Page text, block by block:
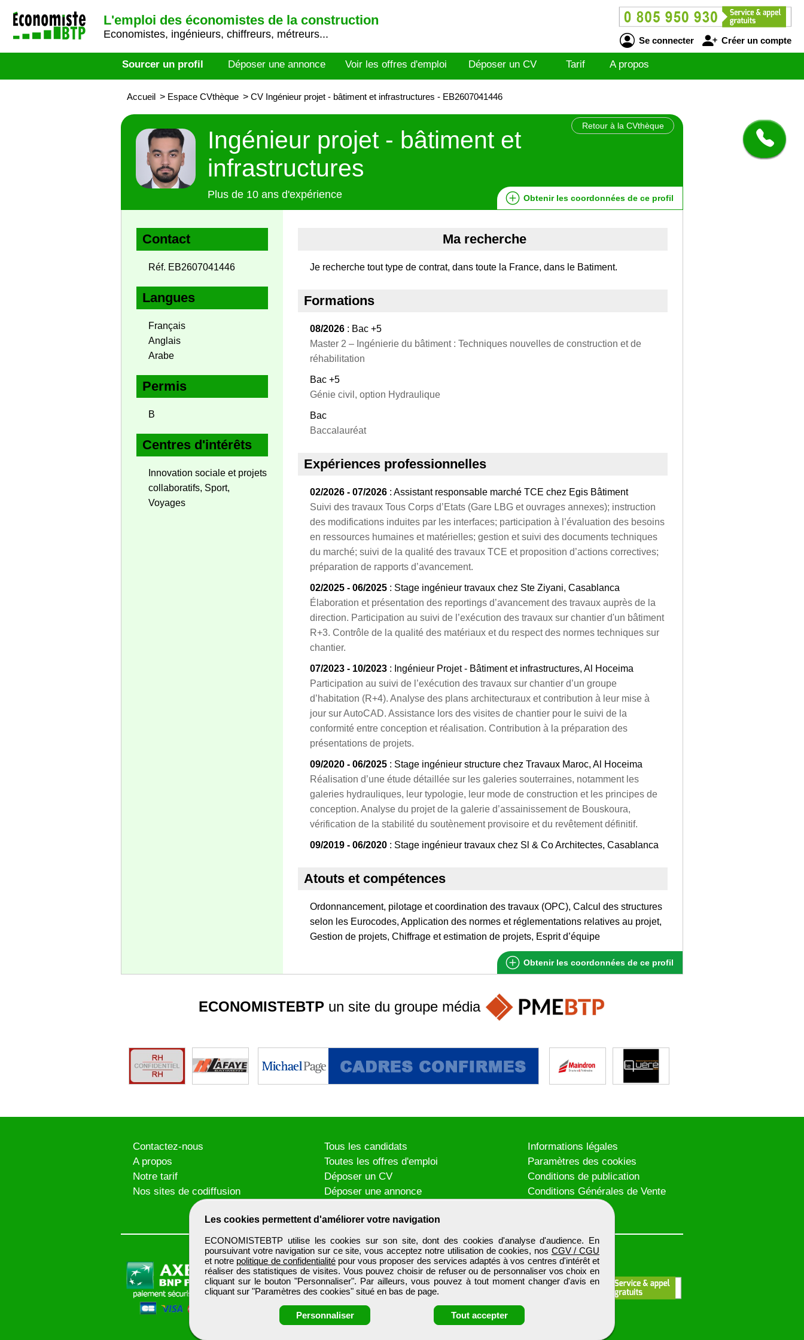
L'emploi des économistes de la construction
Economistes, ingénieurs, chiffreurs, métreurs...
Se connecter Créer un compte
Sourcer un profil Déposer une annonce Voir les offres d'emploi Déposer un CV Tarif A propos
Accueil > Espace CVthèque > CV Ingénieur projet - bâtiment et infrastructures - EB2607041446
Retour à la CVthèque
Ingénieur projet - bâtiment et
infrastructures
Plus de 10 ans d'expérience Obtenir les coordonnées de ce profil
Contact
Réf. EB2607041446
Langues
Français
Anglais
Arabe
Permis
B
Centres d'intérêts
Innovation sociale et projets
collaboratifs, Sport,
Voyages
Ma recherche
Je recherche tout type de contrat, dans toute la France, dans le Batiment.
Formations
08/2026 : Bac +5
Master 2 – Ingénierie du bâtiment : Techniques nouvelles de construction et de
réhabilitation
Bac +5
Génie civil, option Hydraulique
Bac
Baccalauréat
Expériences professionnelles
02/2026 - 07/2026 : Assistant responsable marché TCE chez Egis Bâtiment
Suivi des travaux Tous Corps d’Etats (Gare LBG et ouvrages annexes); instruction
des modifications induites par les interfaces; participation à l’évaluation des besoins
en ressources humaines et matérielles; gestion et suivi des documents techniques
du marché; suivi de la qualité des travaux TCE et proposition d’actions correctives;
préparation de rapports d’avancement.
02/2025 - 06/2025 : Stage ingénieur travaux chez Ste Ziyani, Casablanca
Élaboration et présentation des reportings d’avancement des travaux auprès de la
direction. Participation au suivi de l’exécution des travaux sur chantier d'un bâtiment
R+3. Contrôle de la qualité des matériaux et du respect des normes techniques sur
chantier.
07/2023 - 10/2023 : Ingénieur Projet - Bâtiment et infrastructures, Al Hoceima
Participation au suivi de l’exécution des travaux sur chantier d’un groupe
d’habitation (R+4). Analyse des plans architecturaux et contribution à leur mise à
jour sur AutoCAD. Assistance lors des visites de chantier pour le suivi de la
conformité entre conception et réalisation. Contribution à la préparation des
présentations de projets.
09/2020 - 06/2025 : Stage ingénieur structure chez Travaux Maroc, Al Hoceima
Réalisation d’une étude détaillée sur les galeries souterraines, notamment les
galeries hydrauliques, leur typologie, leur mode de construction et les principes de
conception. Analyse du projet de la galerie d’assainissement de Bouskoura,
vérification de la stabilité du soutènement provisoire et du revêtement définitif.
09/2019 - 06/2020 : Stage ingénieur travaux chez Sl & Co Architectes, Casablanca
Atouts et compétences
Ordonnancement, pilotage et coordination des travaux (OPC), Calcul des structures
selon les Eurocodes, Application des normes et réglementations relatives au projet,
Gestion de projets, Chiffrage et estimation de projets, Esprit d’équipe
Obtenir les coordonnées de ce profil
Les cookies permettent d'améliorer votre navigation
ECONOMISTEBTP utilise les cookies sur son site, dont des cookies d'analyse d'audience. En
poursuivant votre navigation sur ce site, vous acceptez notre utilisation de cookies, nos CGV / CGU
et notre politique de confidentialitépour vous proposer des services adaptés à vos centres d'intérêt et
réaliser des statistiques de visites. Vous pouvez choisir de refuser ou de personnaliser vos choix en
cliquant sur le bouton "Personnaliser". Par ailleurs, vous pouvez à tout moment changer d'avis en
cliquant sur "Paramètres des cookies" situé en bas de page.
Personnaliser Tout accepter
ECONOMISTEBTPun site du groupe média
Contactez-nous
A propos
Notre tarif
Nos sites de codiffusion
Tous les candidats
Toutes les offres d'emploi
Déposer un CV
Déposer une annonce
Informations légales
Paramètres des cookies
Conditions de publication
Conditions Générales de Vente